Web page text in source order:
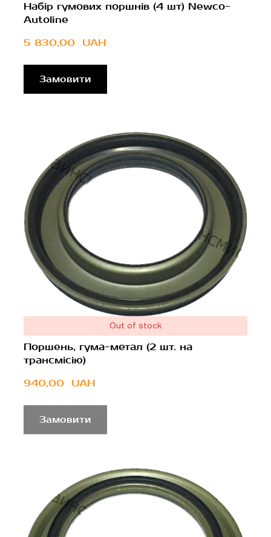
Набір гумових поршнів (4 шт) Newco-
Autoline
5 830,00  UAH
Замовити
Out of stock
Поршень, гума-метал (2 шт. на
трансмісію)
940,00  UAH
Замовити